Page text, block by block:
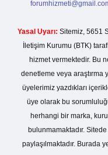
Yasal Uyarı: Sitemiz, 5651
İletişim Kurumu (BTK)
hizmet vermektedir. Bu
denetleme veya araştırma
üyelerimiz yazdıkları
üye olarak bu
herhangi bir marka,
bulunmamaktadır. Sitede
paylaşılmaktadır. Burada